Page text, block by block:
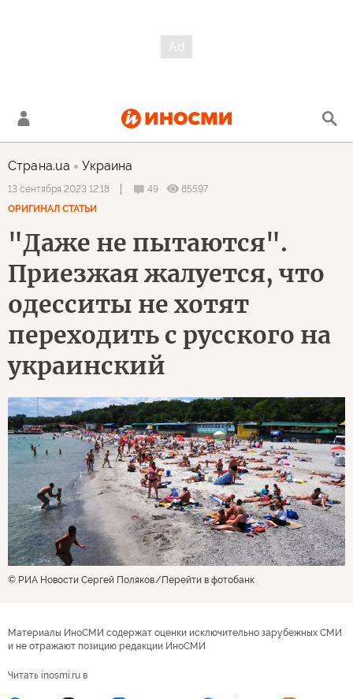
Страна.ua Украина
13 сентября 2023 12:18 49
85597
ОРИГИНАЛ СТАТЬИ
"Даже не пытаются".
Приезжая жалуется, что
одесситы не хотят
переходить с русского на
украинский
© РИА Новости Сергей Поляков Перейти в фотобанк
Материалы ИноСМИ содержат оценки исключительно зарубежных СМИ
и не отражают позицию редакции ИноСМИ
Читать inosmi.ru в